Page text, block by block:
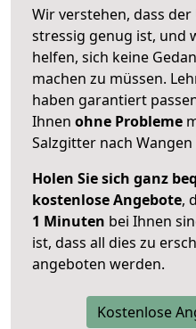
Wir verstehen, dass
stressig genug ist, und
helfen, sich keine
machen zu müssen.
haben garantiert
Ihnen ohne Probleme
Salzgitter nach
Holen Sie sich ganz
kostenlose Angebote,
1 Minuten bei Ihnen
ist, dass all dies zu
angeboten werden.
Kostenlose